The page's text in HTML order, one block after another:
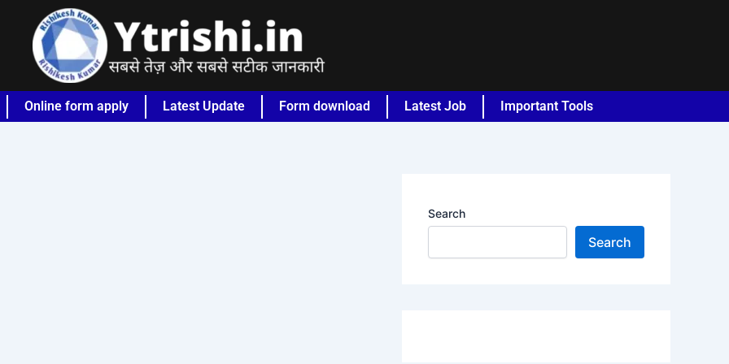
Online form apply Latest Update Form download Latest Job Important Tools
Search
Search